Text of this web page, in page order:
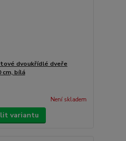
dvoukřídlé dveře
cm, bílá
Není skladem
variantu